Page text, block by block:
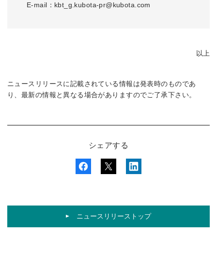
E-mail：kbt_g.kubota-pr@kubota.com
以上
ニュースリリースに記載されている情報は発表時のものであ
り、最新の情報と異なる場合がありますのでご了承下さい。
シェアする
ニュースリリーストップ